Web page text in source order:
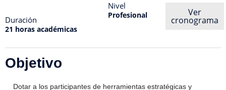
Duración
21 horas académicas
Nivel
Profesional Ver
cronograma
Objetivo
Dotar a los participantes de herramientas estratégicas y